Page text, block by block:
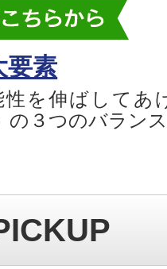
要素
性を伸ばしてあ
の３つのバラン